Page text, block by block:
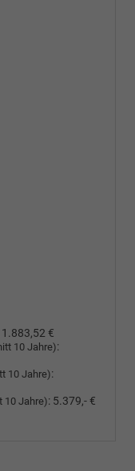
1.883,52 €
10 Jahre):
10 Jahre):
10 Jahre): 5.379,- €